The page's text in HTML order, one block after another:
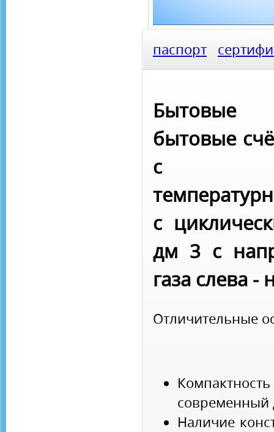
паспорт
Бытовые
бытовые
с
с
дм 3 с
газа слева -
Отличительные
современный
Наличие